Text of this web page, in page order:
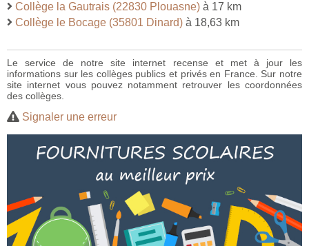
Collège la Gautrais (22830 Plouasne) à 17 km
Collège le Bocage (35801 Dinard) à 18,63 km
Le service de notre site internet recense et met à jour les
informations sur les collèges publics et privés en France. Sur notre
site internet vous pouvez notamment retrouver les coordonnées
des collèges.
Signaler une erreur